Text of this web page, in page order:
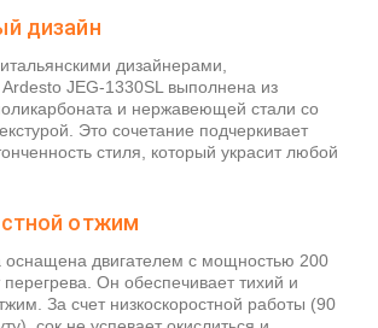
дизайн
дизайнерами,
JEG-1330SL выполнена из
и нержавеющей стали со
Это сочетание подчеркивает
стиля, который украсит любой
отжим
двигателем с мощностью 200
Он обеспечивает тихий и
За счет низкоскоростной работы (90